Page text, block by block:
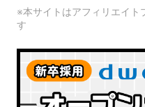
※本サイトはアフィリエイト
す